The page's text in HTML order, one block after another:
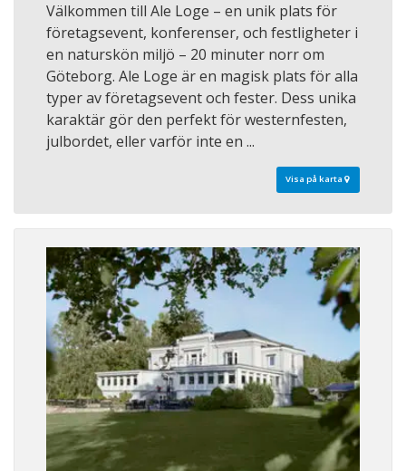
Välkommen till Ale Loge – en unik plats för
företagsevent, konferenser, och festligheter i
en naturskön miljö – 20 minuter norr om
Göteborg. Ale Loge är en magisk plats för alla
typer av företagsevent och fester. Dess unika
karaktär gör den perfekt för westernfesten,
julbordet, eller varför inte en ...
Visa på karta